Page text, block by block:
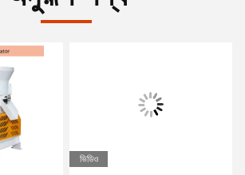
ভিডিও